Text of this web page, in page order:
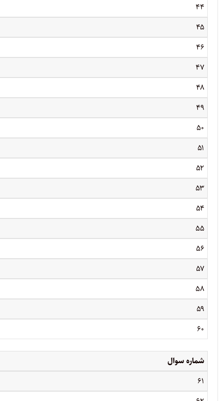
۴۴
۴۵
۴۶
۴۷
۴۸
۴۹
۵۰
۵۱
۵۲
۵۳
۵۴
۵۵
۵۶
۵۷
۵۸
۵۹
۶۰
شماره سوال
۶۱